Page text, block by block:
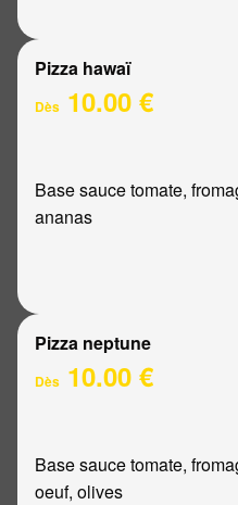
Pizza hawaï
Dès 10.00 €
Base sauce tomate,
ananas
Pizza neptune
Dès 10.00 €
Base sauce tomate,
oeuf, olives